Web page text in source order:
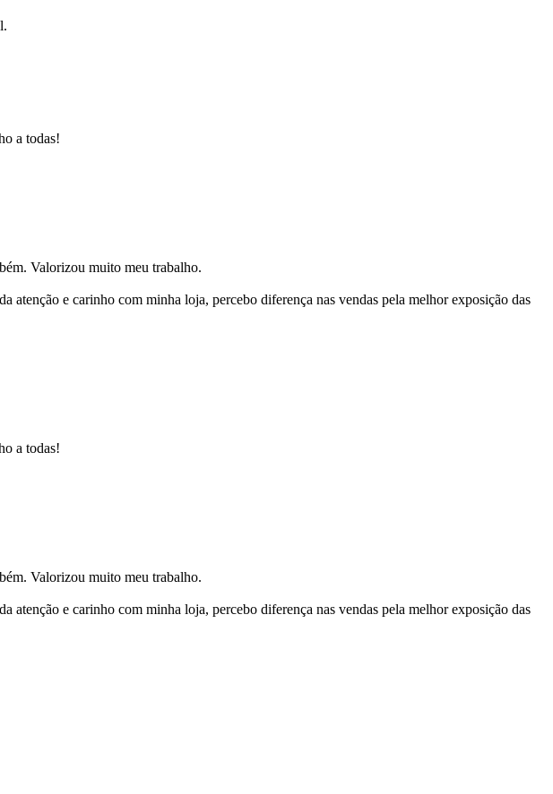
a todas!
Valorizou muito meu trabalho.
e carinho com minha loja, percebo diferença nas vendas pela melhor exposição das
a todas!
Valorizou muito meu trabalho.
e carinho com minha loja, percebo diferença nas vendas pela melhor exposição das